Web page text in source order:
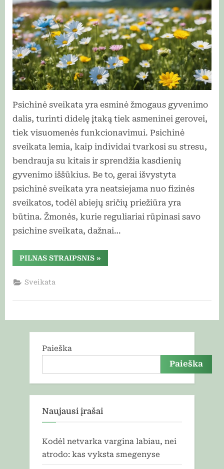
Psichinė sveikata yra esminė žmogaus gyvenimo
dalis, turinti didelę įtaką tiek asmeninei gerovei,
tiek visuomenės funkcionavimui. Psichinė
sveikata lemia, kaip individai tvarkosi su stresu,
bendrauja su kitais ir sprendžia kasdienių
gyvenimo iššūkius. Be to, gerai išvystyta
psichinė sveikata yra neatsiejama nuo fizinės
sveikatos, todėl abiejų sričių priežiūra yra
būtina. Žmonės, kurie reguliariai rūpinasi savo
psichine sveikata, dažnai…
PILNAS STRAIPSNIS“Kuo
svarbi
gerovei
gyvenimui”
»
Sveikata
Paieška
Paieška
Naujausi įrašai
Kodėl netvarka vargina labiau, nei
atrodo: kas vyksta smegenyse